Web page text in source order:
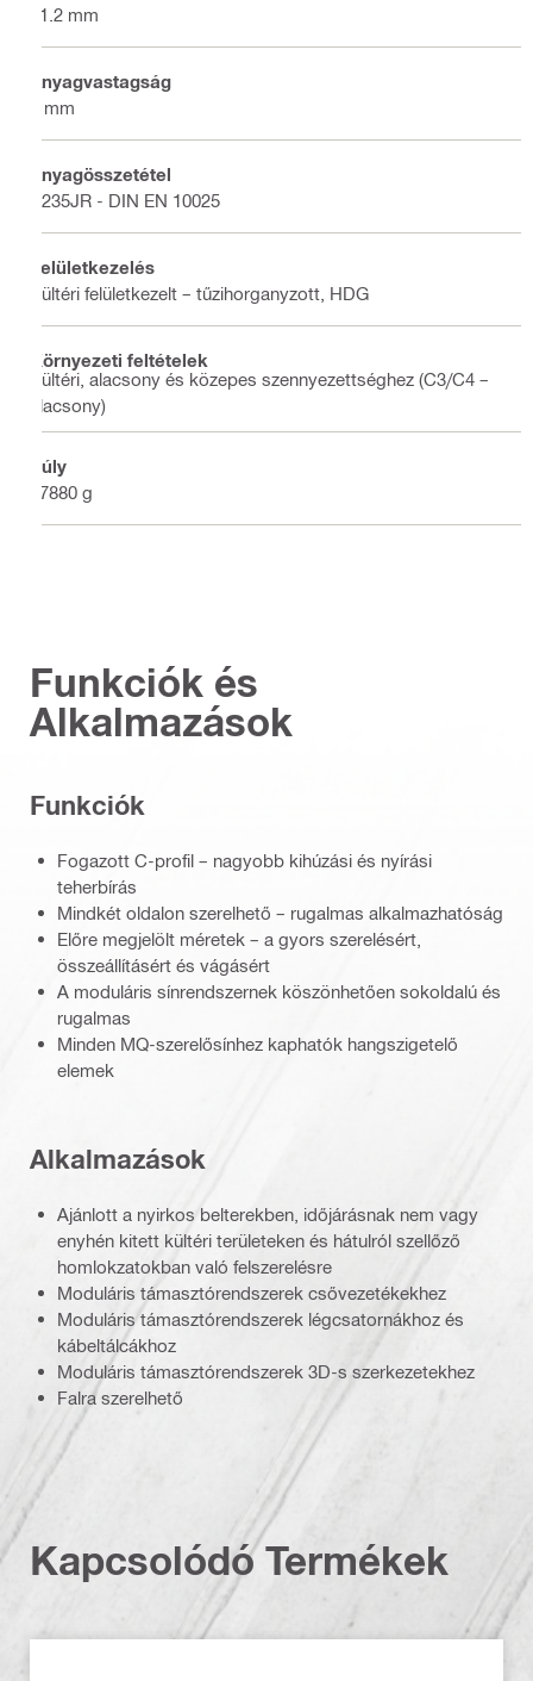
41.2 mm
Anyagvastagság
2 mm
Anyagösszetétel
S235JR - DIN EN 10025
Felületkezelés
Kültéri felületkezelt – tűzihorganyzott, HDG
Környezeti feltételek
Kültéri, alacsony és közepes szennyezettséghez (C3/C4 –
alacsony)
Súly
17880 g
Funkciók és
Alkalmazások
Funkciók
Fogazott C-profil – nagyobb kihúzási és nyírási
teherbírás
Mindkét oldalon szerelhető – rugalmas alkalmazhatóság
Előre megjelölt méretek – a gyors szerelésért,
összeállításért és vágásért
A moduláris sínrendszernek köszönhetően sokoldalú és
rugalmas
Minden MQ-szerelősínhez kaphatók hangszigetelő
elemek
Alkalmazások
Ajánlott a nyirkos belterekben, időjárásnak nem vagy
enyhén kitett kültéri területeken és hátulról szellőző
homlokzatokban való felszerelésre
Moduláris támasztórendszerek csővezetékekhez
Moduláris támasztórendszerek légcsatornákhoz és
kábeltálcákhoz
Moduláris támasztórendszerek 3D-s szerkezetekhez
Falra szerelhető
Kapcsolódó Termékek